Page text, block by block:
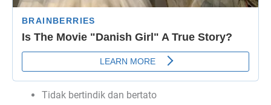
Tidak bertindik dan bertato